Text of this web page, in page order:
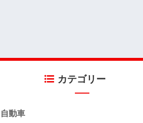
カテゴリー
自動車